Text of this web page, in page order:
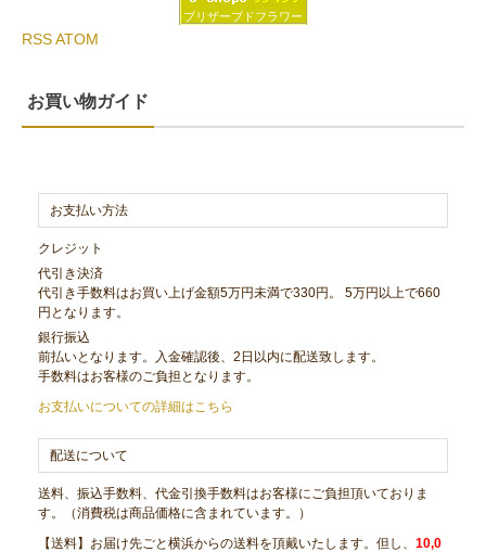
プリザーブドフラワー
RSSATOM
お買い物ガイド
お支払い方法
クレジット
代引き決済
代引き手数料はお買い上げ金額5万円未満で330円。 5万円以上で660
円となります。
銀行振込
前払いとなります。入金確認後、2日以内に配送致します。
手数料はお客様のご負担となります。
お支払いについての詳細はこちら
配送について
送料、振込手数料、代金引換手数料はお客様にご負担頂いておりま
す。（消費税は商品価格に含まれています。）
【送料】お届け先ごと横浜からの送料を頂戴いたします。但し、10,0